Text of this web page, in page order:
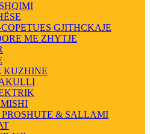
GJITHCKAJE
ME ZHYTJE
KUZHINE
PROSHUTE & SALLAMI